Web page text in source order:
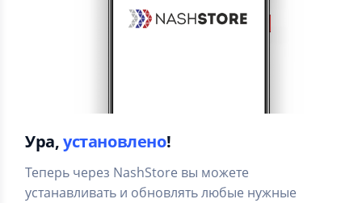
Ура,установлено!
Теперь через NashStore вы можете
устанавливать и обновлять любые нужные